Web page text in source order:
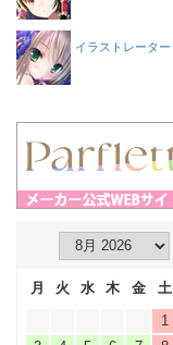
イラストレーター
月 火 水 木 金 土
1